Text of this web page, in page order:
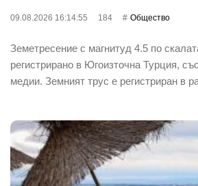
09.08.2026 16:14:55 184 Общество
Земетресение с магнитуд 4.5 по
регистрирано в Югоизточна Турция,
медии. Земният трус е регистриран в